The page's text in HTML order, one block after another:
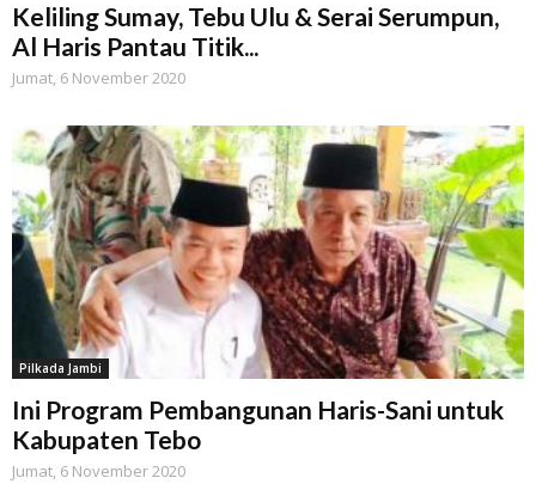
Keliling Sumay, Tebu Ulu & Serai Serumpun,
Al Haris Pantau Titik...
Jumat, 6 November 2020
Pilkada Jambi
Ini Program Pembangunan Haris-Sani untuk
Kabupaten Tebo
Jumat, 6 November 2020